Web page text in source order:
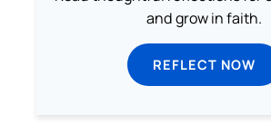
and grow in faith.
REFLECT NOW